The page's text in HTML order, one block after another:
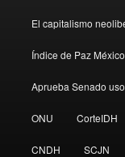
El capitalismo
Índice de Paz
Aprueba Senado
ONU CorteIDH
CNDH SCJN